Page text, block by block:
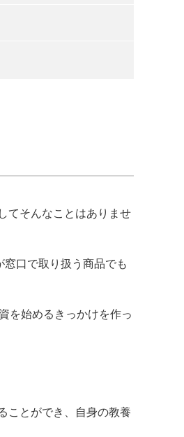
てそんなことはありませ
口で取り扱う商品でも
を始めるきっかけを作っ
ことができ、自身の教養